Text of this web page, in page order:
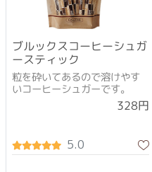
ブルックスコーヒーシュガ
ースティック
粒を砕いてあるので溶けやす
いコーヒーシュガーです。
328円
5.0